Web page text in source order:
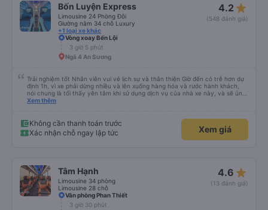
Bốn Luyện Express
Limousine 24 Phòng Đôi
Giường nằm 34 chỗ Luxury
+1 loại xe khác
4.2 star_rate
(548 đánh giá)
Vòng xoay Bến Lội
3 giờ 5 phút
Ngã 4 An Sương
Trải nghiệm tốt Nhân viên vui vẻ lịch sự và thân thiện Giờ đến có trễ hơn dự
định 1h, vì xe phải dừng nhiều và lên xuống hàng hóa và rước hành khách,
nói chung là tối thấy yên tâm khi sử dụng dịch vụ của nhà xe này, và sẽ ủng
hộ và giới thiệu cho người thân sử dụng dịch vụ của nhà xe này
Xem thêm
Không cần thanh toán trước
Xác nhận chỗ ngay lập tức
Xem giá
Tâm Hạnh
Limousine 34 phòng
Limousine 28 chỗ
4.6 star_rate
(13 đánh giá)
Văn phòng Phan Thiết
3 giờ 30 phút